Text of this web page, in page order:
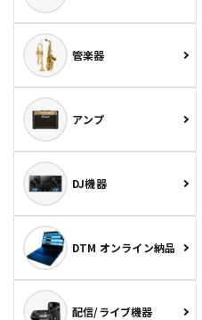
管楽器
アンプ
DJ機器
DTM オンライン納品
配信/ライブ機器